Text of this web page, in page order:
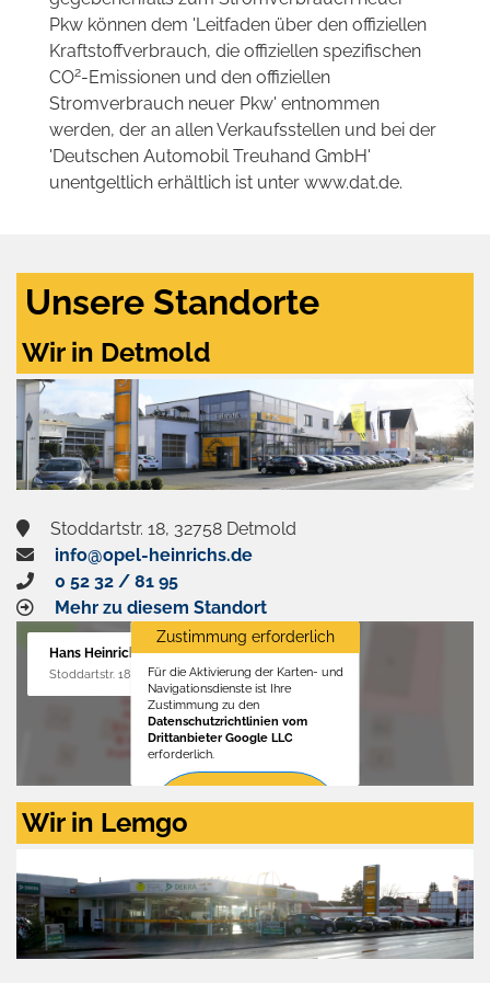
Pkw können dem 'Leitfaden über den offiziellen
Kraftstoffverbrauch, die offiziellen spezifischen
CO2-Emissionen und den offiziellen
Stromverbrauch neuer Pkw' entnommen
werden, der an allen Verkaufsstellen und bei der
'Deutschen Automobil Treuhand GmbH'
unentgeltlich erhältlich ist unter www.dat.de.
Unsere Standorte
Wir in Detmold
Stoddartstr. 18, 32758 Detmold
info@opel-heinrichs.de
0 52 32 / 81 95
Mehr zu diesem Standort
Hans Heinrichs GmbH
Stoddartstr. 18, 32758 Detmold
Zustimmung erforderlich
Für die Aktivierung der Karten- und
Navigationsdienste ist Ihre
Zustimmung zu den
Datenschutzrichtlinien vom
Drittanbieter Google LLC
erforderlich.
Zustimmen
aktivieren
Wir in Lemgo